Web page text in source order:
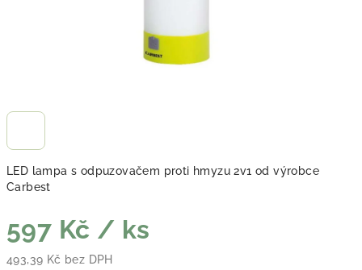
LED lampa s odpuzovačem proti hmyzu 2v1 od výrobce
Carbest
597 Kč / ks
493,39 Kč bez DPH